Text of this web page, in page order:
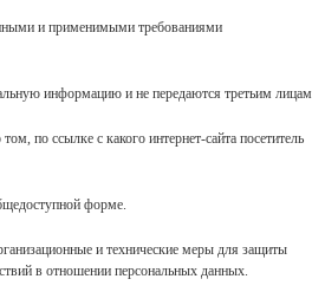
и применимыми требованиями
информацию и не передаются третьим лицам.
по ссылке с какого интернет-сайта посетитель
форме.
и технические меры для защиты
в отношении персональных данных.